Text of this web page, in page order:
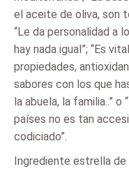
el aceite de oliva, son
“Le da personalidad a
hay nada igual”; “Es
propiedades,
sabores con los que
la abuela, la familia..”
países no es tan
codiciado”.
Ingrediente estrella de